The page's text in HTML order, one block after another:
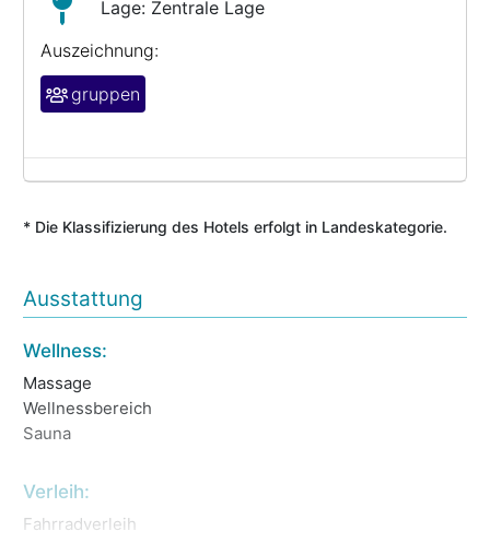
Lage: Zentrale Lage
Auszeichnung:
gruppen
* Die Klassifizierung des Hotels erfolgt in Landeskategorie.
Ausstattung
Wellness:
Massage
Wellnessbereich
Sauna
Verleih:
Fahrradverleih